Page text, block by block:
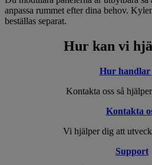
anpassa rummet efter dina behov.
beställas separat.
Hur kan vi
Hur handlar
Kontakta oss så
Kontakta
Vi hjälper dig att
Support